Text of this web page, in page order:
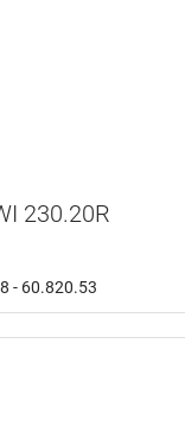
230.20R
- 60.820.53